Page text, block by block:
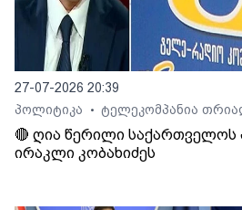
27-07-2026 20:39
პოლიტიკა
• ტელეკომპანია
🔴 ღია წერილი საქართველოს
ირაკლი კობახიძეს